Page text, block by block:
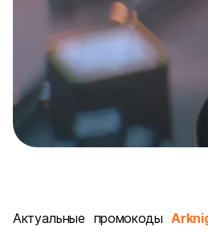
Актуальные промокоды